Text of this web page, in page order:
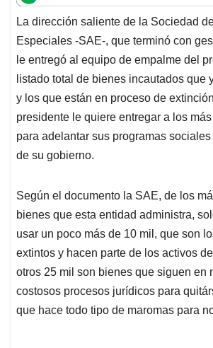
t
s
A
p
p
e
b
o
o
k
k
e
d
I
n
i
l
e
a
d
s
La dirección saliente de la Sociedad
Especiales -SAE-, que terminó con
le entregó al equipo de empalme del
listado total de bienes incautados que
y los que están en proceso de
presidente le quiere entregar a los
para adelantar sus programas
de su gobierno.
Según el documento la SAE, de los
bienes que esta entidad administra,
usar un poco más de 10 mil, que son
extintos y hacen parte de los activos
otros 25 mil son bienes que siguen en
costosos procesos jurídicos para
que hace todo tipo de maromas para